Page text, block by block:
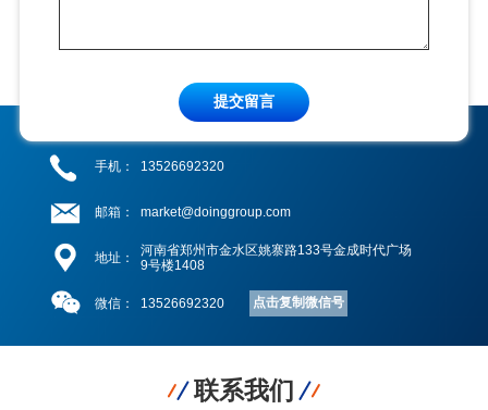
提交留言
手机： 13526692320
邮箱： market@doinggroup.com
地址：
河南省郑州市金水区姚寨路133号金成时代广场
9号楼1408
微信： 13526692320 点击复制微信号
联系我们